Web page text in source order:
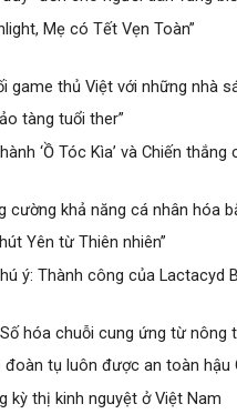
Mẹ có Tết Vẹn Toàn”
game thủ Việt với những nhà
tàng tuổi ther”
‘Ồ Tóc Kìa’ và Chiến thắng
cường khả năng cá nhân hóa
Yên từ Thiên nhiên”
ý: Thành công của Lactacyd
hóa chuỗi cung ứng từ nông
tụ luôn được an toàn hậu
kỳ thị kinh nguyệt ở Việt Nam